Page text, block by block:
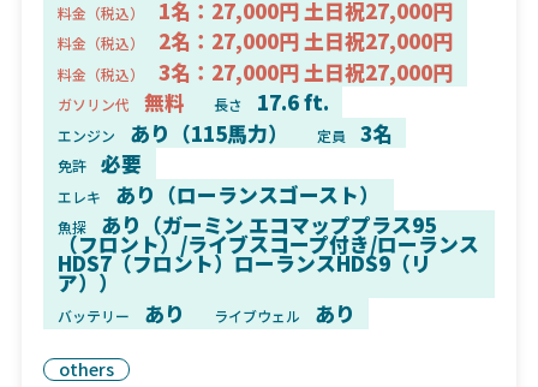
料金（税込） 1名：27,000円 土日祝27,000円
料金（税込） 2名：27,000円 土日祝27,000円
料金（税込） 3名：27,000円 土日祝27,000円
ガソリン代 無料 長さ 17.6 ft.
エンジン あり（115馬力） 定員 3名
免許 必要
エレキ あり（ローランスゴースト）
魚探 あり（ガーミン エコマッププラス95
（フロント）/ライブスコープ付き/ローランス
HDS7（フロント）ローランスHDS9（リ
ア））
バッテリー あり ライブウェル あり
others